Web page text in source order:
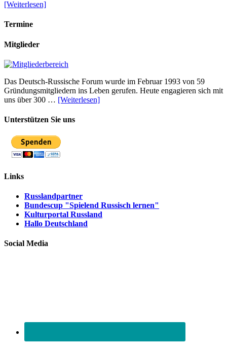
[Weiterlesen]
Termine
Mitglieder
Das Deutsch-Russische Forum wurde im Februar 1993 von 59
Gründungsmitgliedern ins Leben gerufen. Heute engagieren sich mit
uns über 300 … [Weiterlesen]
Unterstützen Sie uns
Links
Russlandpartner
Bundescup "Spielend Russisch lernen"
Kulturportal Russland
Hallo Deutschland
Social Media